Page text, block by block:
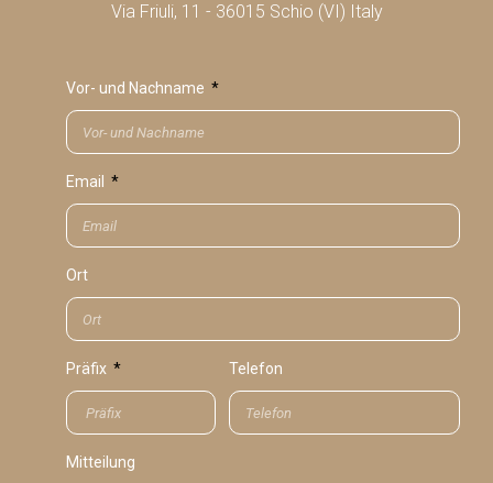
Via Friuli, 11 - 36015 Schio (VI) Italy
Vor- und Nachname
Email
Ort
Präfix Telefon
Mitteilung